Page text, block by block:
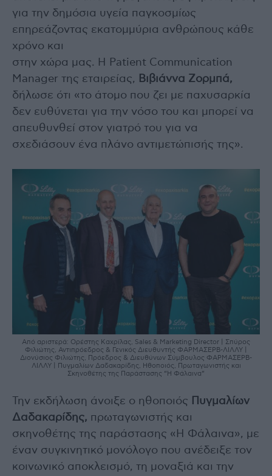
για την δημόσια υγεία παγκοσμίως
επηρεάζοντας εκατομμύρια ανθρώπους κάθε
χρόνο και
στην χώρα μας. Η Patient Communication
Manager της εταιρείας,
Βιβιάννα Ζορμπά,
δήλωσε ότι «το άτομο που ζει με παχυσαρκία
δεν ευθύνεται για την νόσο του και μπορεί να
απευθυνθεί στον γιατρό του για να
σχεδιάσουν ένα πλάνο αντιμετώπισής της».
Από αριστερά: Ορέστης Καχρίλας, Sales & Marketing Director | Σπύρος
Φιλιώτης, Αντιπρόεδρος & Γενικός Διευθυντής ΦΑΡΜΑΣΕΡΒ-ΛΙΛΛΥ |
Διονύσιος Φιλιώτης, Πρόεδρος & Διευθύνων Σύμβουλος ΦΑΡΜΑΣΕΡΒ-
ΛΙΛΛΥ | Πυγμαλίων Δαδακαρίδης, Ηθοποιός, Πρωταγωνιστής και
Σκηνοθέτης της Παράστασης “Η Φάλαινα”
Την εκδήλωση άνοιξε ο ηθοποιός
Πυγμαλίων
Δαδακαρίδης, πρωταγωνιστής και
σκηνοθέτης της παράστασης «Η Φάλαινα», με
έναν συγκινητικό μονόλογο που ανέδειξε τον
κοινωνικό αποκλεισμό, τη μοναξιά και την